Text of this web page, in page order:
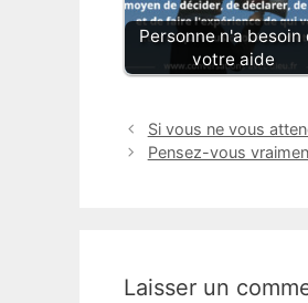
Personne n'a besoin
votre aide
Si vous ne vous
Pensez-vous
Laisser un